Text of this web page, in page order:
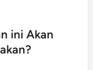
ini Akan